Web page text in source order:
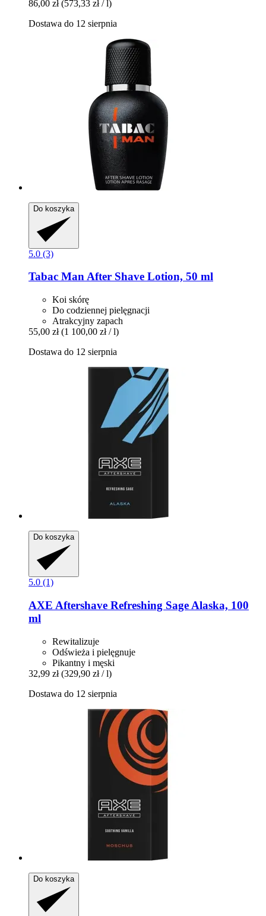
86,00 zł (573,33 zł / l)
Dostawa do 12 sierpnia
Do koszyka
5.0 (3)
Tabac Man After Shave Lotion, 50 ml
Koi skórę
Do codziennej pielęgnacji
Atrakcyjny zapach
55,00 zł (1 100,00 zł / l)
Dostawa do 12 sierpnia
Do koszyka
5.0 (1)
AXE Aftershave Refreshing Sage Alaska, 100
ml
Rewitalizuje
Odświeża i pielęgnuje
Pikantny i męski
32,99 zł (329,90 zł / l)
Dostawa do 12 sierpnia
Do koszyka